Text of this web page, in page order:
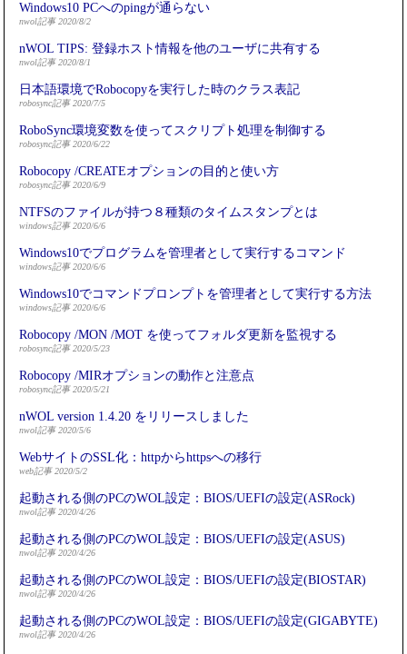
Windows10 PCへのpingが通らない
nwol記事 2020/8/2
nWOL TIPS: 登録ホスト情報を他のユーザに共有する
nwol記事 2020/8/1
日本語環境でRobocopyを実行した時のクラス表記
robosync記事 2020/7/5
RoboSync環境変数を使ってスクリプト処理を制御する
robosync記事 2020/6/22
Robocopy /CREATEオプションの目的と使い方
robosync記事 2020/6/9
NTFSのファイルが持つ８種類のタイムスタンプとは
windows記事 2020/6/6
Windows10でプログラムを管理者として実行するコマンド
windows記事 2020/6/6
Windows10でコマンドプロンプトを管理者として実行する方法
windows記事 2020/6/6
Robocopy /MON /MOT を使ってフォルダ更新を監視する
robosync記事 2020/5/23
Robocopy /MIRオプションの動作と注意点
robosync記事 2020/5/21
nWOL version 1.4.20 をリリースしました
nwol記事 2020/5/6
WebサイトのSSL化：httpからhttpsへの移行
web記事 2020/5/2
起動される側のPCのWOL設定：BIOS/UEFIの設定(ASRock)
nwol記事 2020/4/26
起動される側のPCのWOL設定：BIOS/UEFIの設定(ASUS)
nwol記事 2020/4/26
起動される側のPCのWOL設定：BIOS/UEFIの設定(BIOSTAR)
nwol記事 2020/4/26
起動される側のPCのWOL設定：BIOS/UEFIの設定(GIGABYTE)
nwol記事 2020/4/26